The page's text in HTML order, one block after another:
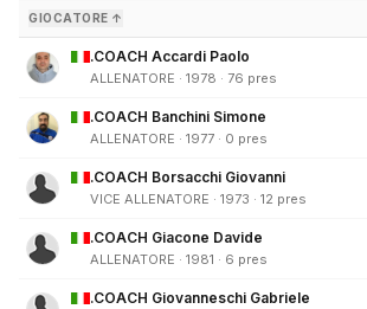
GIOCATORE ↑
.COACH Accardi Paolo
ALLENATORE · 1978 · 76 pres
.COACH Banchini Simone
ALLENATORE · 1977 · 0 pres
.COACH Borsacchi Giovanni
VICE ALLENATORE · 1973 · 12 pres
.COACH Giacone Davide
ALLENATORE · 1981 · 6 pres
.COACH Giovanneschi Gabriele